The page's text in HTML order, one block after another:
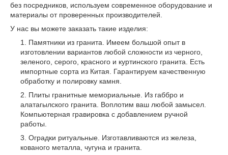
без посредников, используем современное оборудование и
материалы от проверенных производителей.
У нас вы можете заказать такие изделия:
Памятники из гранита. Имеем большой опыт в
изготовлении вариантов любой сложности из черного,
зеленого, серого, красного и куртинского гранита. Есть
импортные сорта из Китая. Гарантируем качественную
обработку и полировку камня.
Плиты гранитные мемориальные. Из габбро и
алатагылского гранита. Воплотим ваш любой замысел.
Компьютерная гравировка с добавлением ручной
работы.
Оградки ритуальные. Изготавливаются из железа,
кованого металла, чугуна и гранита.